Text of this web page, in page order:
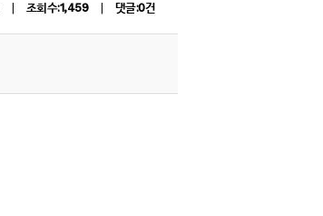
조회수:1,459 댓글:0건